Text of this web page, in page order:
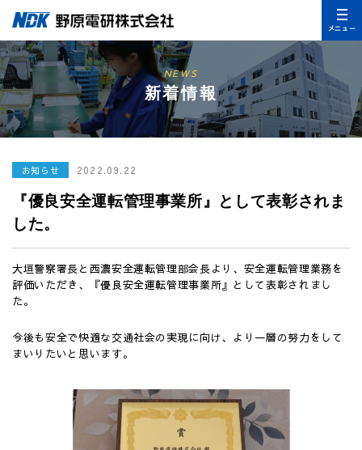
メニュー
NEWS
新着情報
お知らせ 2022.09.22
『優良安全運転管理事業所』として表彰されま
した。
大垣警察署長と西濃安全運転管理部会長より、安全運転管理業務を
評価いただき、『優良安全運転管理事業所』として表彰されまし
た。
今後も安全で快適な交通社会の実現に向け、より一層の努力をして
まいりたいと思います。